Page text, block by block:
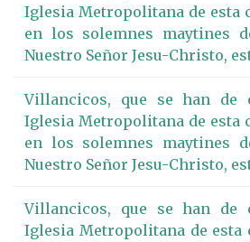
Iglesia Metropolitana de esta
en los solemnes maytines
Nuestro Señor Jesu-Christo,
Villancicos, que se han de
Iglesia Metropolitana de esta
en los solemnes maytines
Nuestro Señor Jesu-Christo,
Villancicos, que se han de
Iglesia Metropolitana de esta